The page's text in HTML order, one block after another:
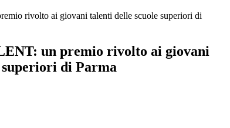
rivolto ai giovani talenti delle scuole superiori di
un premio rivolto ai giovani
di Parma